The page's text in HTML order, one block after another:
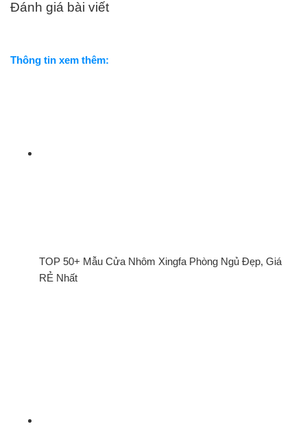
Đánh giá bài viết
Thông tin xem thêm:
TOP 50+ Mẫu Cửa Nhôm Xingfa Phòng Ngủ Đẹp, Giá
RẺ Nhất